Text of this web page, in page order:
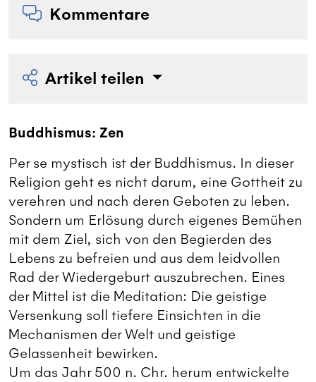
Kommentare
Artikel teilen
Buddhismus: Zen
Per se mystisch ist der Buddhismus. In dieser
Religion geht es nicht darum, eine Gottheit zu
verehren und nach deren Geboten zu leben.
Sondern um Erlösung durch eigenes Bemühen
mit dem Ziel, sich von den Begierden des
Lebens zu befreien und aus dem leidvollen
Rad der Wiedergeburt auszubrechen. Eines
der Mittel ist die Meditation: Die geistige
Versenkung soll tiefere Einsichten in die
Mechanismen der Welt und geistige
Gelassenheit bewirken.
Um das Jahr 500 n. Chr. herum entwickelte